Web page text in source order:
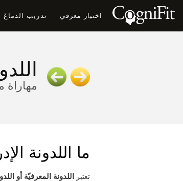
اختبار معرفي تدريب الدماغ
مهاراة
ما اللدونة
تعتبر اللدونة المعرفيّة أو